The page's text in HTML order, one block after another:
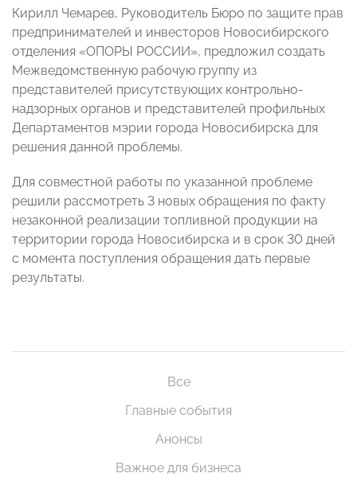
Кирилл Чемарев, Руководитель Бюро по защите прав
предпринимателей и инвесторов Новосибирского
отделения «ОПОРЫ РОССИИ», предложил создать
Межведомственную рабочую группу из
представителей присутствующих контрольно-
надзорных органов и представителей профильных
Департаментов мэрии города Новосибирска для
решения данной проблемы.
Для совместной работы по указанной проблеме
решили рассмотреть 3 новых обращения по факту
незаконной реализации топливной продукции на
территории города Новосибирска и в срок 30 дней
с момента поступления обращения дать первые
результаты.
Все
Главные события
Анонсы
Важное для бизнеса